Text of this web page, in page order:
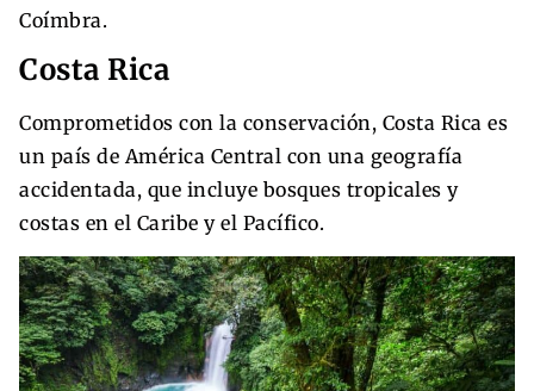
Coímbra.
Costa Rica
Comprometidos con la conservación, Costa Rica es
un país de América Central con una geografía
accidentada, que incluye bosques tropicales y
costas en el Caribe y el Pacífico.